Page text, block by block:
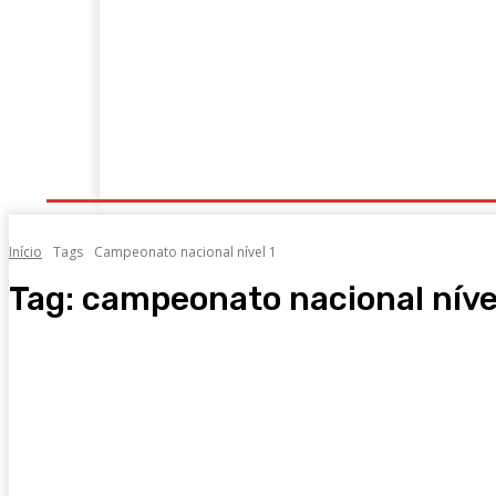
Início Tags Campeonato nacional nível 1
Tag: campeonato nacional